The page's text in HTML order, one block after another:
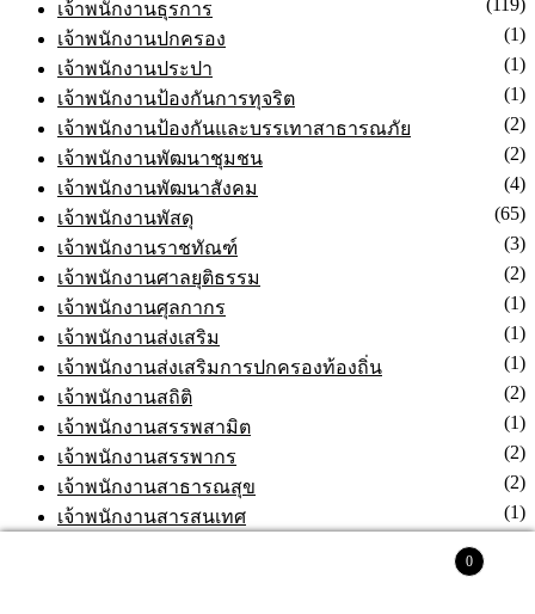
เจ้าพนักงานทะเบียน
(1)
เจ้าพนักงานธุรการ
(119)
เจ้าพนักงานปกครอง
(1)
เจ้าพนักงานประปา
(1)
เจ้าพนักงานป้องกันการทุจริต
(1)
เจ้าพนักงานป้องกันและบรรเทาสาธารณภัย
(2)
เจ้าพนักงานพัฒนาชุมชน
(2)
เจ้าพนักงานพัฒนาสังคม
(4)
เจ้าพนักงานพัสดุ
(65)
เจ้าพนักงานราชทัณฑ์
(3)
เจ้าพนักงานศาลยุติธรรม
(2)
เจ้าพนักงานศุลกากร
(1)
เจ้าพนักงานส่งเสริม
(1)
เจ้าพนักงานส่งเสริมการปกครองท้องถิ่น
(1)
เจ้าพนักงานสถิติ
(2)
เจ้าพนักงานสรรพสามิต
(1)
เจ้าพนักงานสรรพากร
(2)
เจ้าพนักงานสาธารณสุข
(2)
0